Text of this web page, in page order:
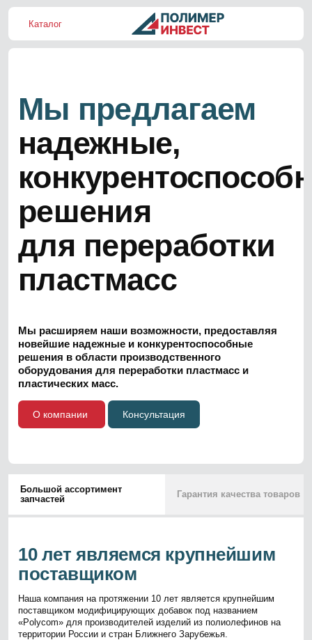
Каталог
Мы предлагаем
надежные,
решения
для переработки
пластмасс
Мы расширяем наши возможности, предоставляя
новейшие надежные и конкурентоспособные
решения в области производственного
оборудования для переработки пластмасс и
пластических масс.
О компании Консультация
Большой ассортимент
запчастей
Гарантия качества товаров
10 лет являемся крупнейшим
поставщиком
Наша компания на протяжении 10 лет является крупнейшим
поставщиком модифицирующих добавок под названием
«Polycom» для производителей изделий из полиолефинов на
территории России и стран Ближнего Зарубежья.